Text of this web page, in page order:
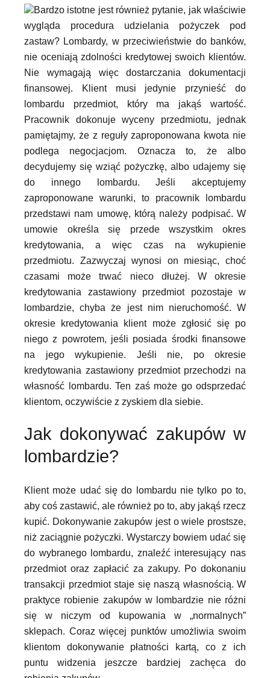
Bardzo istotne jest również pytanie, jak właściwie
wygląda procedura udzielania pożyczek pod
zastaw? Lombardy, w przeciwieństwie do banków,
nie oceniają zdolności kredytowej swoich klientów.
Nie wymagają więc dostarczania dokumentacji
finansowej. Klient musi jedynie przynieść do
lombardu przedmiot, który ma jakąś wartość.
Pracownik dokonuje wyceny przedmiotu, jednak
pamiętajmy, że z reguły zaproponowana kwota nie
podlega negocjacjom. Oznacza to, że albo
decydujemy się wziąć pożyczkę, albo udajemy się
do innego lombardu. Jeśli akceptujemy
zaproponowane warunki, to pracownik lombardu
przedstawi nam umowę, którą należy podpisać. W
umowie określa się przede wszystkim okres
kredytowania, a więc czas na wykupienie
przedmiotu. Zazwyczaj wynosi on miesiąc, choć
czasami może trwać nieco dłużej. W okresie
kredytowania zastawiony przedmiot pozostaje w
lombardzie, chyba że jest nim nieruchomość. W
okresie kredytowania klient może zgłosić się po
niego z powrotem, jeśli posiada środki finansowe
na jego wykupienie. Jeśli nie, po okresie
kredytowania zastawiony przedmiot przechodzi na
własność lombardu. Ten zaś może go odsprzedać
klientom, oczywiście z zyskiem dla siebie.
Jak dokonywać zakupów w
lombardzie?
Klient może udać się do lombardu nie tylko po to,
aby coś zastawić, ale również po to, aby jakąś rzecz
kupić. Dokonywanie zakupów jest o wiele prostsze,
niż zaciągnie pożyczki. Wystarczy bowiem udać się
do wybranego lombardu, znaleźć interesujący nas
przedmiot oraz zapłacić za zakupy. Po dokonaniu
transakcji przedmiot staje się naszą własnością. W
praktyce robienie zakupów w lombardzie nie różni
się w niczym od kupowania w „normalnych”
sklepach. Coraz więcej punktów umożliwia swoim
klientom dokonywanie płatności kartą, co z ich
puntu widzenia jeszcze bardziej zachęca do